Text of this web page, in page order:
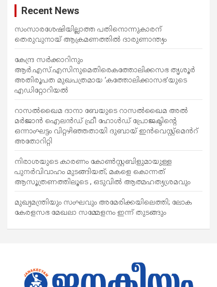
ളി
ലൂ
ടെ
Recent News
സംസാരശേഷിയില്ലാത്ത പതിനൊന്നുകാരന്
തെരുവുനായ് ആക്രമണത്തില്‍ ദാരുണാന്ത്യം
കേന്ദ്ര സർക്കാറിനും
ആർ.എസ്.എസിനുമെതിരെകത്തോലിക്കസഭ തൃശൂർ
അതിരൂപത മുഖപത്രമായ ‘കത്തോലിക്കാസഭ’യുടെ
എഡിറ്റോറിയൽ
റാസൽഖൈമ ദാനാ ബേയുടെ റാസൽഖൈമ അൽ
മർജാൻ ഐലൻഡ് ഫ്രീ ഹോൾഡ് പ്രോജക്ടിന്റെ
ഒന്നാംഘട്ടം വിറ്റഴിഞ്ഞതായി ദുബായ് ഇൻവെസ്റ്റ്‌മെൻറ്
അതോറിറ്റി
നിരാശയുടെ കാരണം കോണ്‍സ്റ്റബിളുമായുള്ള
പുനര്‍വിവാഹം മുടങ്ങിയത്; മകളെ കൊന്നത്
ആസൂത്രണത്തിലൂടെ , ഒടുവിൽ ആത്മഹത്യശ്രമവും
മുഖ്യമന്ത്രിയും സംഘവും അമേരിക്കയിലെത്തി; ലോക
കേരളസഭ മേഖലാ സമ്മേളനം ഇന്ന് തുടങ്ങും